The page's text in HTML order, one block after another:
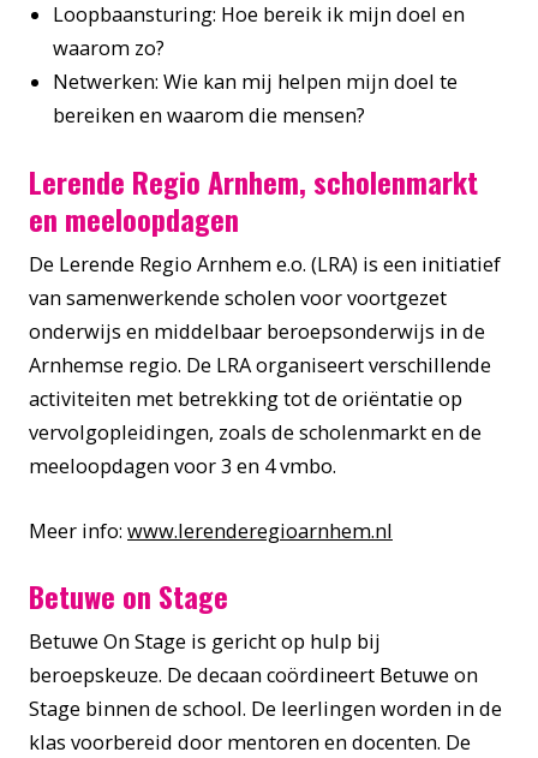
Loopbaansturing: Hoe bereik ik mijn doel en
waarom zo?
Netwerken: Wie kan mij helpen mijn doel te
bereiken en waarom die mensen?
Lerende Regio Arnhem, scholenmarkt
en meeloopdagen
De Lerende Regio Arnhem e.o. (LRA) is een initiatief
van samenwerkende scholen voor voortgezet
onderwijs en middelbaar beroepsonderwijs in de
Arnhemse regio. De LRA organiseert verschillende
activiteiten met betrekking tot de oriëntatie op
vervolgopleidingen, zoals de scholenmarkt en de
meeloopdagen voor 3 en 4 vmbo.
Meer info: www.lerenderegioarnhem.nl
Betuwe on Stage
Betuwe On Stage is gericht op hulp bij
beroepskeuze. De decaan coördineert Betuwe on
Stage binnen de school. De leerlingen worden in de
klas voorbereid door mentoren en docenten. De